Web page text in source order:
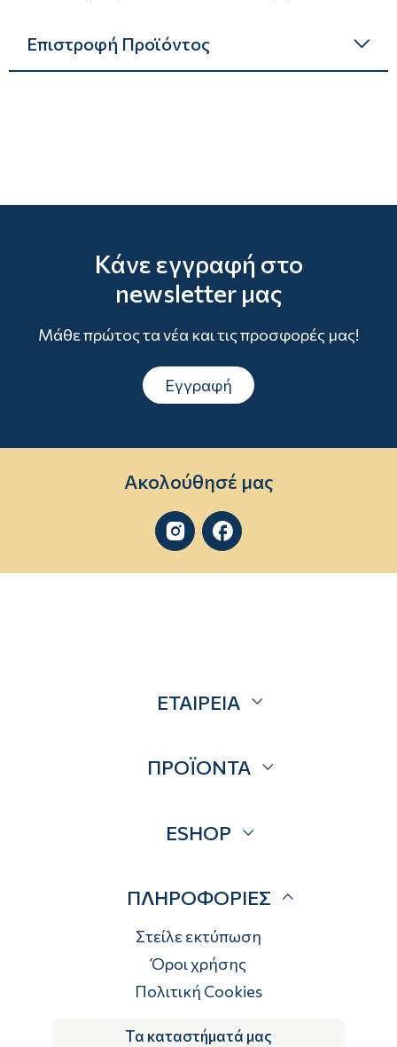
Επιστροφή Προϊόντος
Κάνε εγγραφή στο
newsletter μας
Μάθε πρώτος τα νέα και τις προσφορές μας!
Εγγραφή
Ακολούθησέ μας
 
ΕΤΑΙΡΕΙΑ
Επικοινωνία
ΠΡΟΪΟΝΤΑ
Brands
ESHOP
Τρόποι αποστολής
Τρόποι πληρωμής
Επιστροφές
ΠΛΗΡΟΦΟΡΙΕΣ
Στείλε εκτύπωση
Όροι χρήσης
Πολιτική Cookies
Τα καταστήματά μας